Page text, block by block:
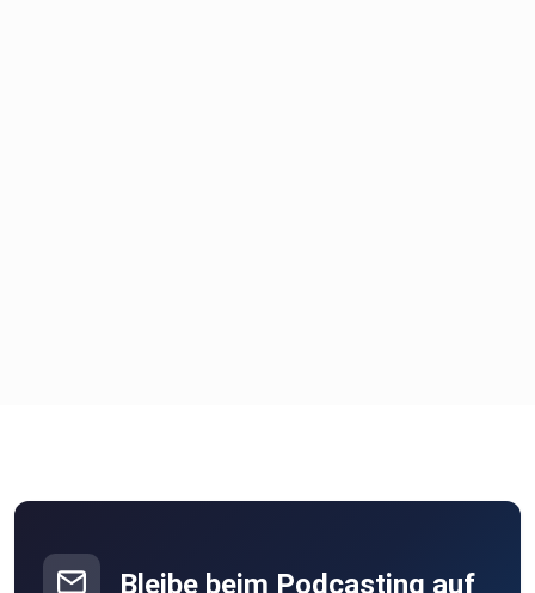
Bleibe beim Podcasting auf